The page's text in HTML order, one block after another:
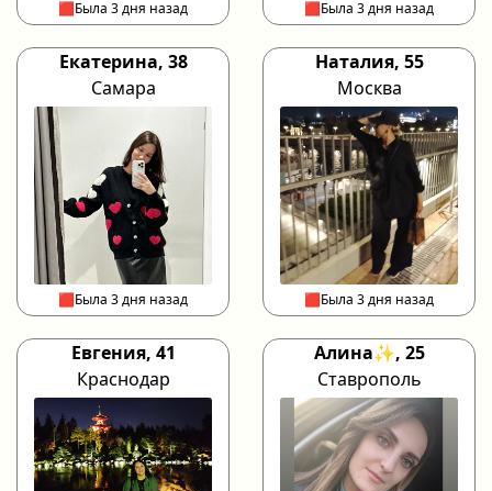
🟥Была 3 дня назад 🟥Была 3 дня назад
Екатерина, 38
Самара
🟥Была 3 дня назад
Наталия, 55
Москва
🟥Была 3 дня назад
Евгения, 41
Краснодар
Алина✨, 25
Ставрополь